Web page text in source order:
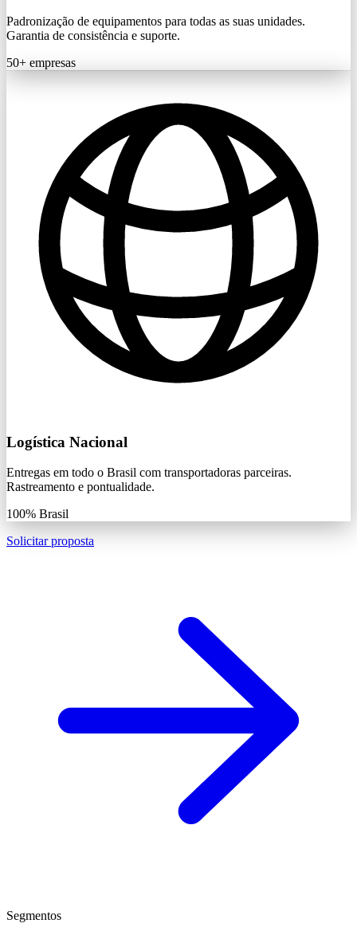
Padronização de equipamentos para todas as suas unidades.
Garantia de consistência e suporte.
50+ empresas
Logística Nacional
Entregas em todo o Brasil com transportadoras parceiras.
Rastreamento e pontualidade.
100% Brasil
Solicitar proposta
Segmentos